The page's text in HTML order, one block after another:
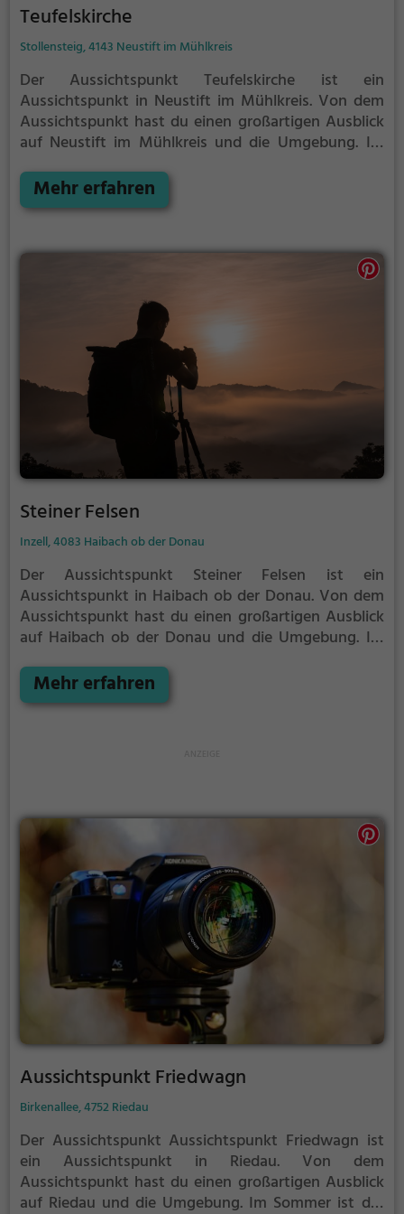
Teufelskirche
Stollensteig, 4143 Neustift im Mühlkreis
Der Aussichtspunkt Teufelskirche ist ein
Aussichtspunkt in Neustift im Mühlkreis. Von dem
Aussichtspunkt hast du einen großartigen Ausblick
auf Neustift im Mühlkreis und die Umgebung. Im
schönes Ausflugsziel für Familienausflüge,
Wanderungen oder zum Picknicken und lockt an
Region an.
Mehr erfahren
Steiner Felsen
Inzell, 4083 Haibach ob der Donau
Der Aussichtspunkt Steiner Felsen ist ein
Aussichtspunkt in Haibach ob der Donau. Von dem
Aussichtspunkt hast du einen großartigen Ausblick
auf Haibach ob der Donau und die Umgebung. Im
schönes Ausflugsziel für Familienausflüge,
Wanderungen oder zum Picknicken und lockt an
Mehr erfahren
Aussichtspunkt Friedwagn
Birkenallee, 4752 Riedau
Der Aussichtspunkt Aussichtspunkt Friedwagn ist
ein Aussichtspunkt in Riedau. Von dem
Aussichtspunkt hast du einen großartigen Ausblick
auf Riedau und die Umgebung. Im Sommer ist der